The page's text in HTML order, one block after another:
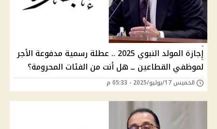
إجازة المولد النبوي 2025 .. عطلة رسمية مدفوعة الأجر
لموظفي القطاعين ــ هل أنت من الفئات المحرومة؟
الخميس 17/يوليو/2025 - 05:33 م